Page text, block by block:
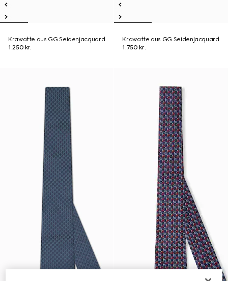
Krawatte aus GG Seidenjacquard
1.250 kr.
Krawatte aus GG Seidenjacquard
1.750 kr.